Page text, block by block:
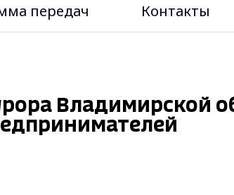
передач Контакты
Владимирской